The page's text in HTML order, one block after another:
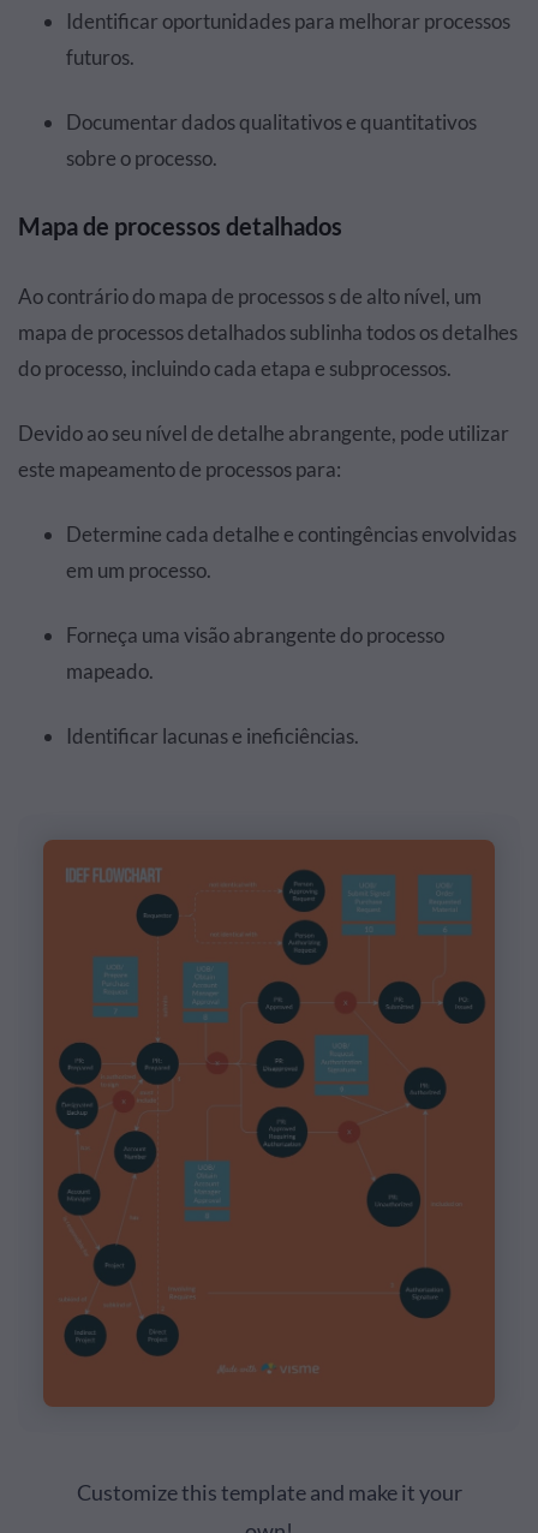
Identificar oportunidades para melhorar processos
futuros.
Documentar dados qualitativos e quantitativos
sobre o processo.
Mapa de processos detalhados
Ao contrário do mapa de processos s de alto nível, um
mapa de processos detalhados sublinha todos os detalhes
do processo, incluindo cada etapa e subprocessos.
Devido ao seu nível de detalhe abrangente, pode utilizar
este mapeamento de processos para:
Determine cada detalhe e contingências envolvidas
em um processo.
Forneça uma visão abrangente do processo
mapeado.
Identificar lacunas e ineficiências.
Customize this template and make it your